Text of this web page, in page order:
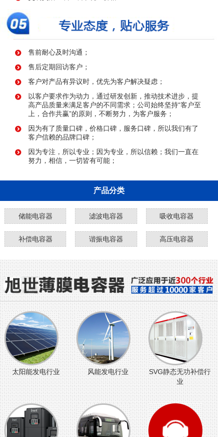
售前耐心及时沟通；
售后定期回访客户；
客户对产品有异议时，优先为客户解决疑虑；
以客户要求作为动力，通过研发创新，推动技术进步，提
高产品质量来满足客户的不同需求；公司始终坚持“客户至
上，合作共赢”的原则，不断努力，为客户服务；
因为有了质量口碑，价格口碑，服务口碑，所以我们有了
客户信赖的品牌口碑；
因为专注，所以专业；因为专业，所以信赖；我们一直在
努力，相信，一切皆有可能；
产品分类
储能电容器 滤波电容器 吸收电容器
补偿电容器 谐振电容器 高压电容器
太阳能发电行业 风能发电行业
SVG静态无功补偿行
业